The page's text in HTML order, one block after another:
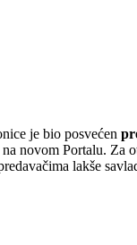
je bio posvećen
novom Portalu. Za
lakše